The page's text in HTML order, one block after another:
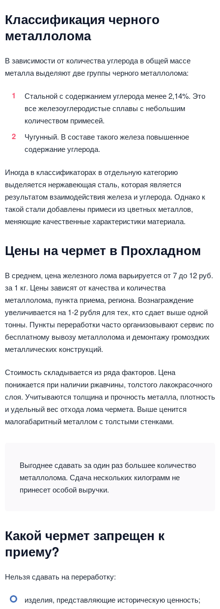
Классификация черного
металлолома
В зависимости от количества углерода в общей массе
металла выделяют две группы черного металлолома:
Стальной с содержанием углерода менее 2,14%. Это
все железоуглеродистые сплавы с небольшим
количеством примесей.
Чугунный. В составе такого железа повышенное
содержание углерода.
Иногда в классификаторах в отдельную категорию
выделяется нержавеющая сталь, которая является
результатом взаимодействия железа и углерода. Однако к
такой стали добавлены примеси из цветных металлов,
меняющие качественные характеристики материала.
Цены на чермет в Прохладном
В среднем, цена железного лома варьируется от 7 до 12 руб.
за 1 кг. Цены зависят от качества и количества
металлолома, пункта приема, региона. Вознаграждение
увеличивается на 1-2 рубля для тех, кто сдает выше одной
тонны. Пункты переработки часто организовывают сервис по
бесплатному вывозу металлолома и демонтажу громоздких
металлических конструкций.
Стоимость складывается из ряда факторов. Цена
понижается при наличии ржавчины, толстого лакокрасочного
слоя. Учитываются толщина и прочность металла, плотность
и удельный вес отхода лома чермета. Выше ценится
малогабаритный металлом с толстыми стенками.
Выгоднее сдавать за один раз большее количество
металлолома. Сдача нескольких килограмм не
принесет особой выручки.
Какой чермет запрещен к
приему?
Нельзя сдавать на переработку:
изделия, представляющие историческую ценность;